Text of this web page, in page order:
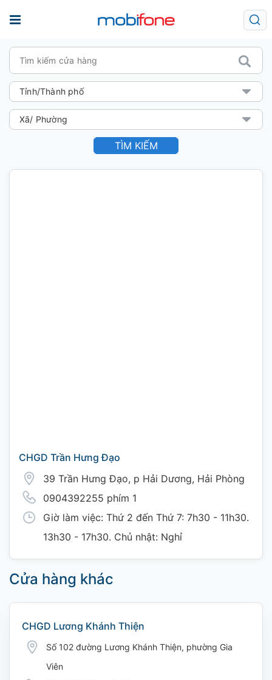
TÌM KIẾM
CHGD Trần Hưng Đạo
39 Trần Hưng Đạo, p Hải Dương, Hải Phòng
0904392255 phím 1
Giờ làm việc: Thứ 2 đến Thứ 7: 7h30 - 11h30.
13h30 - 17h30. Chủ nhật: Nghỉ
Cửa hàng khác
CHGD Lương Khánh Thiện
Số 102 đường Lương Khánh Thiện, phường Gia
Viên